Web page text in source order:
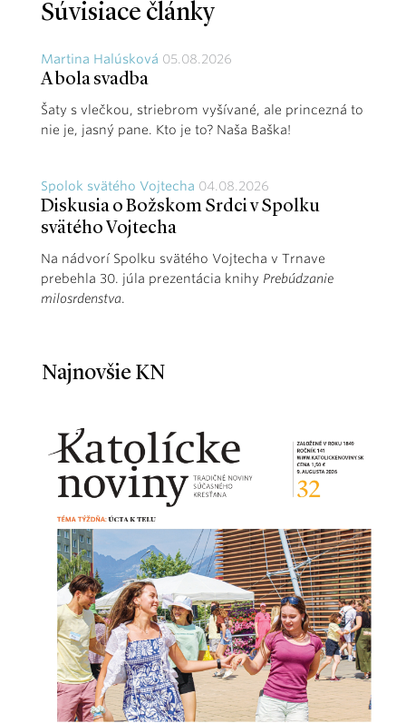
Súvisiace články
Martina Halúsková 05.08.2026
A bola svadba
Šaty s vlečkou, striebrom vyšívané, ale princezná to
nie je, jasný pane. Kto je to? Naša Baška!
Spolok svätého Vojtecha 04.08.2026
Diskusia o Božskom Srdci v Spolku
svätého Vojtecha
Na nádvorí Spolku svätého Vojtecha v Trnave
prebehla 30. júla prezentácia knihy Prebúdzanie
milosrdenstva.
Najnovšie KN